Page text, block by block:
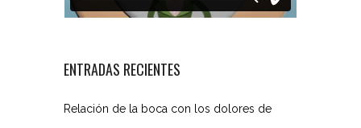
ENTRADAS RECIENTES
Relación de la boca con los dolores de